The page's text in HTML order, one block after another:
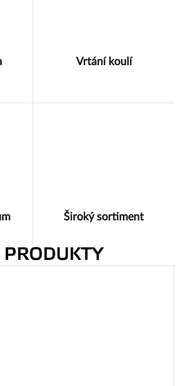
Vrtání koulí
Široký sortiment
PRODUKTY